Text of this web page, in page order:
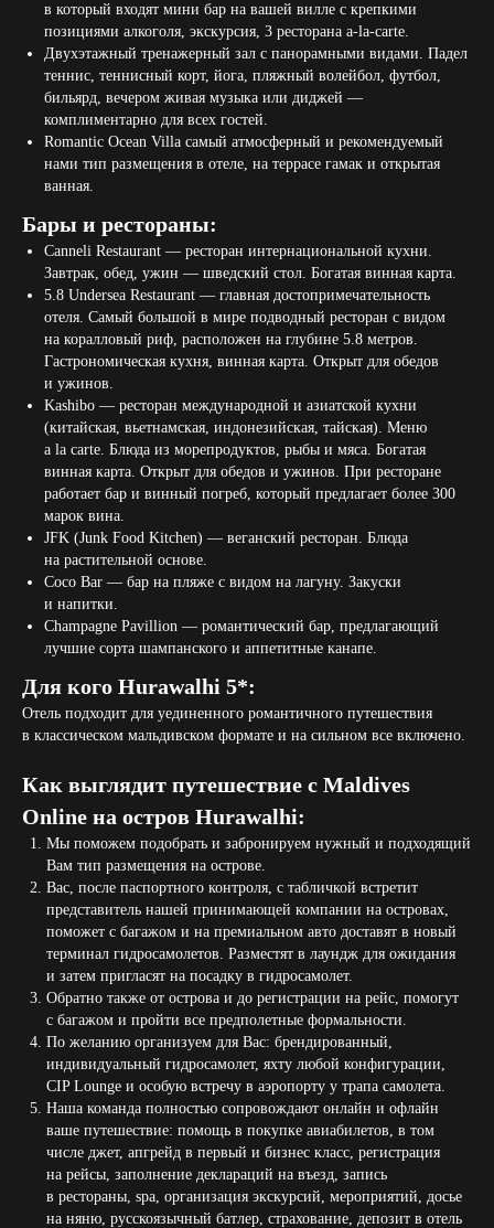
в который входят мини бар на вашей вилле с крепкими
позициями алкоголя, экскурсия, 3 ресторана a-la-carte.
Двухэтажный тренажерный зал с панорамными видами. Падел
теннис, теннисный корт, йога, пляжный волейбол, футбол,
бильярд, вечером живая музыка или диджей —
комплиментарно для всех гостей.
Romantic Ocean Villa самый атмосферный и рекомендуемый
нами тип размещения в отеле, на террасе гамак и открытая
ванная.
Бары и рестораны:
Canneli Restaurant — ресторан интернациональной кухни.
Завтрак, обед, ужин — шведский стол. Богатая винная карта.
5.8 Undersea Restaurant — главная достопримечательность
отеля. Самый большой в мире подводный ресторан с видом
на коралловый риф, расположен на глубине 5.8 метров.
Гастрономическая кухня, винная карта. Открыт для обедов
и ужинов.
Kashibo — ресторан международной и азиатской кухни
(китайская, вьетнамская, индонезийская, тайская). Меню
a la carte. Блюда из морепродуктов, рыбы и мяса. Богатая
винная карта. Открыт для обедов и ужинов. При ресторане
работает бар и винный погреб, который предлагает более 300
марок вина.
JFK (Junk Food Kitchen) — веганский ресторан. Блюда
на растительной основе.
Coco Bar — бар на пляже с видом на лагуну. Закуски
и напитки.
Champagne Pavillion — романтический бар, предлагающий
лучшие сорта шампанского и аппетитные канапе.
Для кого Hurawalhi 5*:
Отель подходит для уединенного романтичного путешествия
в классическом мальдивском формате и на сильном все включено.
Как выглядит путешествие с Maldives
Online на остров Hurawalhi:
Мы поможем подобрать и забронируем нужный и подходящий
Вам тип размещения на острове.
Вас, после паспортного контроля, с табличкой встретит
представитель нашей принимающей компании на островах,
поможет с багажом и на премиальном авто доставят в новый
терминал гидросамолетов. Разместят в лаундж для ожидания
и затем пригласят на посадку в гидросамолет.
Обратно также от острова и до регистрации на рейс, помогут
с багажом и пройти все предполетные формальности.
По желанию организуем для Вас: брендированный,
индивидуальный гидросамолет, яхту любой конфигурации,
CIP Lounge и особую встречу в аэропорту у трапа самолета.
Наша команда полностью сопровождают онлайн и офлайн
ваше путешествие: помощь в покупке авиабилетов, в том
числе джет, апгрейд в первый и бизнес класс, регистрация
на рейсы, заполнение деклараций на въезд, запись
в рестораны, spa, организация экскурсий, мероприятий, досье
на няню, русскоязычный батлер, страхование, депозит в отель